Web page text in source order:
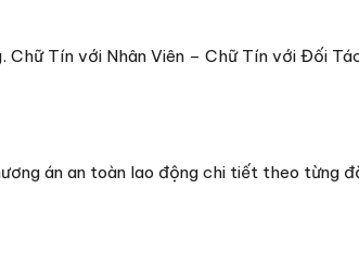
Tín với Nhân Viên – Chữ Tín với Đối
án an toàn lao động chi tiết theo từng